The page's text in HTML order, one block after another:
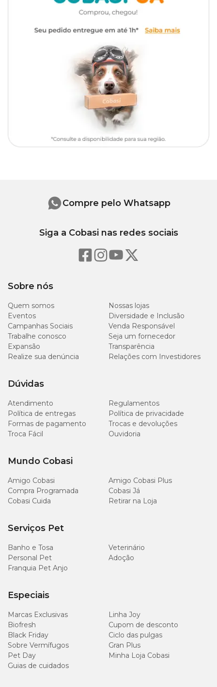
Trava e recolhimento da corda
com uma mão
Cachorro
Retrátil
passeios. Compre pelo Site, App ou lojas físicas.
Sobre nós
Quem somos
Nossas lojas
Eventos
Diversidade e Inclusão
Campanhas Sociais
Venda Responsável
Trabalhe conosco
Seja um fornecedor
Expansão
Transparência
Realize sua denúncia
Relações com Investidores
Dúvidas
Atendimento
Regulamentos
Política de entregas
Política de privacidade
Formas de pagamento
Trocas e devoluções
Troca Fácil
Ouvidoria
Mundo Cobasi
Amigo Cobasi
Amigo Cobasi Plus
Compra Programada
Cobasi Já
Cobasi Cuida
Retirar na Loja
Serviços Pet
Banho e Tosa
Veterinário
Personal Pet
Adoção
Franquia Pet Anjo
Especiais
Marcas Exclusivas
Linha Joy
Biofresh
Cupom de desconto
Black Friday
Ciclo das pulgas
Sobre Vermífugos
Gran Plus
Pet Day
Minha Loja Cobasi
Guias de cuidados
Compre pelo Whatsapp
Siga a Cobasi nas redes sociais